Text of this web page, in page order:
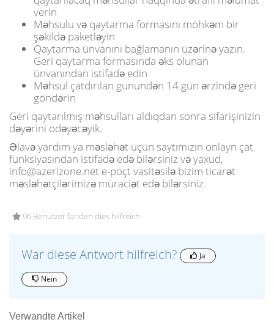
verin
Məhsulu və qaytarma formasını möhkəm bir
şəkildə paketləyin
Qaytarma ünvanını bağlamanın üzərinə yazın.
Geri qaytarma formasında əks olunan
ünvanından istifadə edin
Məhsul çatdırılan günündən 14 gün ərzində geri
göndərin
Geri qaytarılmış məhsulları aldıqdan sonra sifarişinizin
dəyərini ödəyəcəyik.
Əlavə yardım ya məsləhət üçün saytımızın onlayn çat
funksiyasından istifadə edə bilərsiniz və yaxud,
info@azerizone.net e-poçt vasitəsilə bizim ticarət
məsləhətçilərimizə müraciət edə bilərsiniz.
96 Benutzer fanden dies hilfreich
War diese Antwort hilfreich? Ja
Nein
Verwandte Artikel